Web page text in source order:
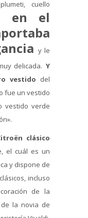
cuello
en el
y le
delicada. Y
vestido del
fue un vestido
vestido verde
clásico
el cuál es un
y dispone de
incluso
de la
la novia de